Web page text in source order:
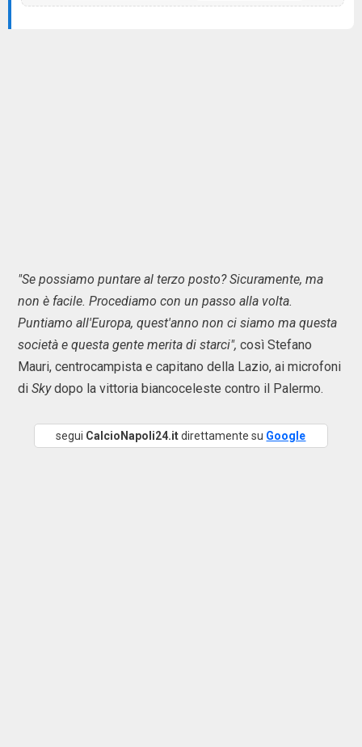
"Se possiamo puntare al terzo posto? Sicuramente, ma
non è facile. Procediamo con un passo alla volta.
Puntiamo all'Europa, quest'anno non ci siamo ma questa
società e questa gente merita di starci", così Stefano
Mauri, centrocampista e capitano della Lazio, ai microfoni
di Skydopo la vittoria biancoceleste contro il Palermo.
segui CalcioNapoli24.itdirettamente su Google